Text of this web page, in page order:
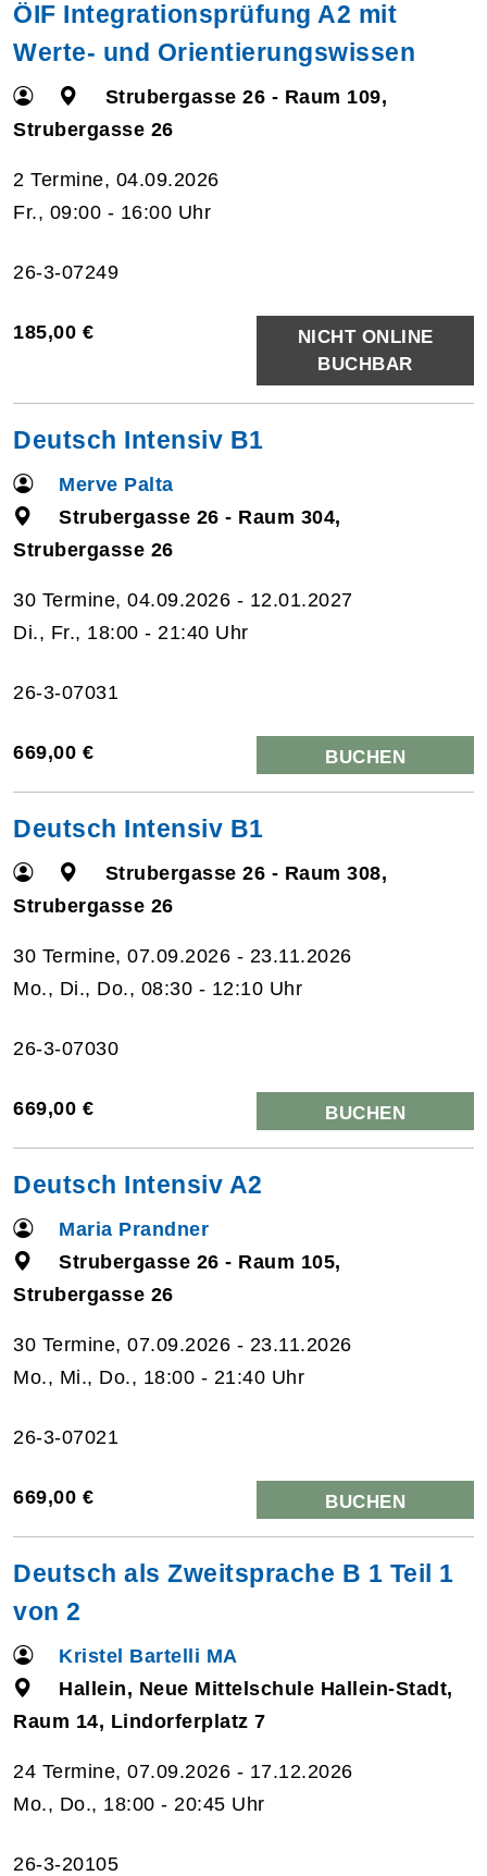
ÖIF Integrationsprüfung A2 mit
Werte- und Orientierungswissen
Strubergasse 26 - Raum 109,
Strubergasse 26
2 Termine, 04.09.2026
Fr., 09:00 - 16:00 Uhr
26-3-07249
185,00 €
NICHT ONLINE
BUCHBAR
Deutsch Intensiv B1
Merve Palta
Strubergasse 26 - Raum 304,
Strubergasse 26
30 Termine, 04.09.2026 - 12.01.2027
Di., Fr., 18:00 - 21:40 Uhr
26-3-07031
669,00 € BUCHEN
Deutsch Intensiv B1
Strubergasse 26 - Raum 308,
Strubergasse 26
30 Termine, 07.09.2026 - 23.11.2026
Mo., Di., Do., 08:30 - 12:10 Uhr
26-3-07030
669,00 € BUCHEN
Deutsch Intensiv A2
Maria Prandner
Strubergasse 26 - Raum 105,
Strubergasse 26
30 Termine, 07.09.2026 - 23.11.2026
Mo., Mi., Do., 18:00 - 21:40 Uhr
26-3-07021
669,00 € BUCHEN
Deutsch als Zweitsprache B 1 Teil 1
von 2
Kristel Bartelli MA
Hallein, Neue Mittelschule Hallein-Stadt,
Raum 14, Lindorferplatz 7
24 Termine, 07.09.2026 - 17.12.2026
Mo., Do., 18:00 - 20:45 Uhr
26-3-20105